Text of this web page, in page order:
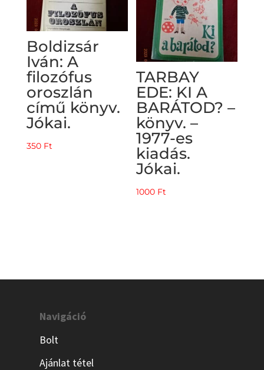
Boldizsár
Iván: A
filozófus
oroszlán
című könyv.
Jókai.
350 Ft
TARBAY
EDE: KI A
BARÁTOD? –
könyv. –
1977-es
kiadás.
Jókai.
1000 Ft
Navigáció
Bolt
Ajánlat tétel